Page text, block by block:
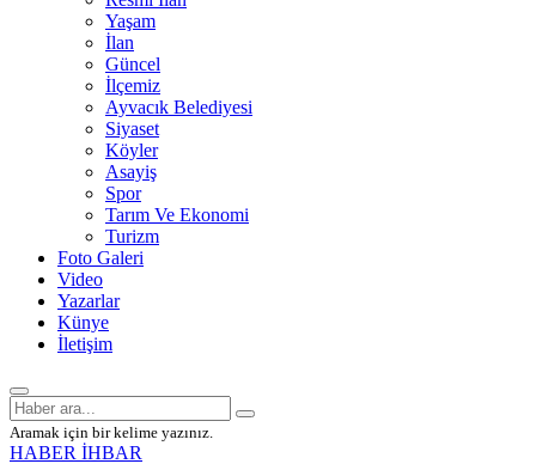
Yaşam
İlan
Güncel
İlçemiz
Ayvacık Belediyesi
Siyaset
Köyler
Asayiş
Spor
Tarım Ve Ekonomi
Turizm
Foto Galeri
Video
Yazarlar
Künye
İletişim
Aramak için bir kelime yazınız.
HABER İHBAR